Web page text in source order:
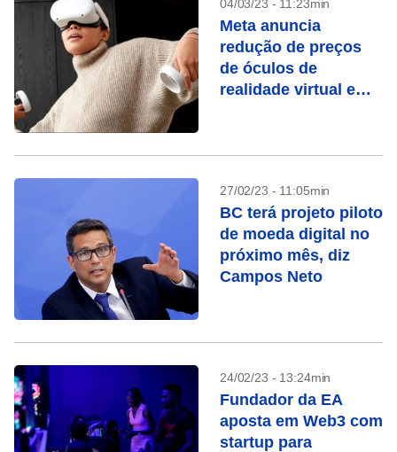
04/03/23 - 11:23min
Meta anuncia
redução de preços
de óculos de
realidade virtual em
27/02/23 - 11:05min
BC terá projeto piloto
de moeda digital no
próximo mês, diz
Campos Neto
24/02/23 - 13:24min
Fundador da EA
aposta em Web3 com
startup para